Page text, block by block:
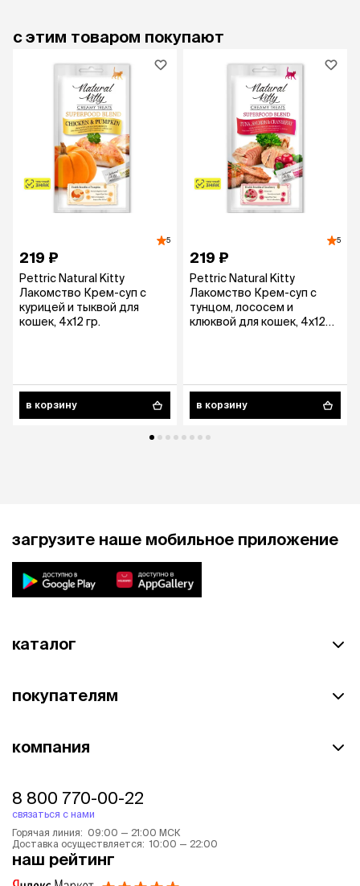
с этим товаром покупают
5
219 ₽
Pettric Natural Kitty
Лакомство Крем-суп с
курицей и тыквой для
кошек, 4х12 гр.
в корзину
5
219 ₽
Pettric Natural Kitty
Лакомство Крем-суп с
тунцом, лососем и
клюквой для кошек, 4х12
в корзину
загрузите наше мобильное приложение
каталог
покупателям
компания
8 800 770-00-22
связаться с нами
Горячая линия: 09:00 — 21:00 МСК
Доставка осуществляется: 10:00 — 22:00
наш рейтинг